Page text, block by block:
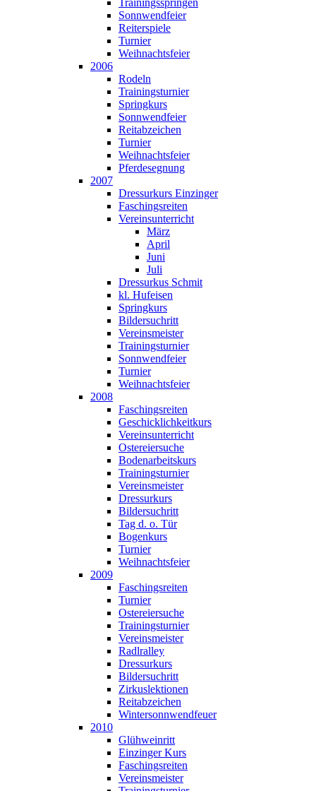
Trainingsspringen
Sonnwendfeier
Reiterspiele
Turnier
Weihnachtsfeier
2006
Rodeln
Trainingsturnier
Springkurs
Sonnwendfeier
Reitabzeichen
Turnier
Weihnachtsfeier
Pferdesegnung
2007
Dressurkurs Einzinger
Faschingsreiten
Vereinsunterricht
März
April
Juni
Juli
Dressurkus Schmit
kl. Hufeisen
Springkurs
Bildersuchritt
Vereinsmeister
Trainingsturnier
Sonnwendfeier
Turnier
Weihnachtsfeier
2008
Faschingsreiten
Geschicklichkeitkurs
Vereinsunterricht
Ostereiersuche
Bodenarbeitskurs
Trainingsturnier
Vereinsmeister
Dressurkurs
Bildersuchritt
Tag d. o. Tür
Bogenkurs
Turnier
Weihnachtsfeier
2009
Faschingsreiten
Turnier
Ostereiersuche
Trainingsturnier
Vereinsmeister
Radlralley
Dressurkurs
Bildersuchritt
Zirkuslektionen
Reitabzeichen
Wintersonnwendfeuer
2010
Glühweinritt
Einzinger Kurs
Faschingsreiten
Vereinsmeister